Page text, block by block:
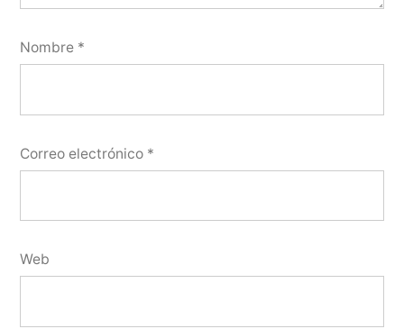
Nombre *
Correo electrónico *
Web